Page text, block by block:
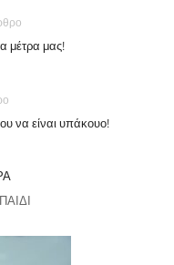
μέτρα μας!
να είναι υπάκουο!